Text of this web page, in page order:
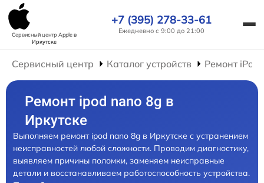
Сервисный центр Appleв
Иркутске
+7 (395) 278-33-61
Ежедневно с 9:00 до 21:00
Сервисный центр Каталог устройств Ремонт iPod
Ремонт ipod nano 8g в
Иркутске
Выполняем ремонт ipod nano 8g в Иркутске с устранением
неисправностей любой сложности. Проводим диагностику,
выявляем причины поломки, заменяем неисправные
детали и восстанавливаем работоспособность устройства.